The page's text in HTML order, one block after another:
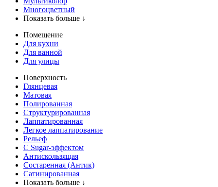
Многоцветный
Показать больше ↓
Помещение
Для кухни
Для ванной
Для улицы
Поверхность
Глянцевая
Матовая
Полированная
Структурированная
Лаппатированная
Легкое лаппатирование
Рельеф
С Sugar-эффектом
Антискользящая
Состаренная (Антик)
Сатинированная
Показать больше ↓